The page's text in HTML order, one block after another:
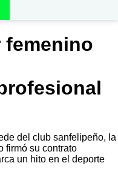
femenino
del club sanfelipeño, la
firmó su contrato
un hito en el deporte